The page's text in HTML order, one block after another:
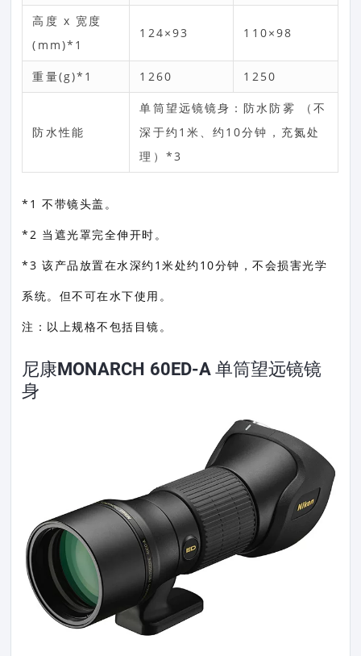
高度 x 宽度
(mm)*1
124×93 110×98
重量(g)*1 1260 1250
防水性能
单筒望远镜镜身：防水防雾 （不
深于约1米、约10分钟，充氮处
理）*3
*1 不带镜头盖。
*2 当遮光罩完全伸开时。
*3 该产品放置在水深约1米处约10分钟，不会损害光学
系统。但不可在水下使用。
注：以上规格不包括目镜。
尼康MONARCH 60ED-A 单筒望远镜镜
身